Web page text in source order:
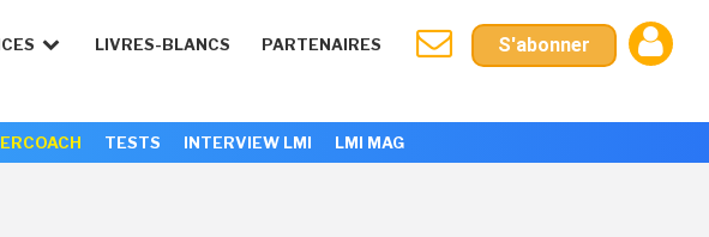
LIVRES-BLANCS PARTENAIRES S'abonner
TESTS INTERVIEW LMI LMI MAG